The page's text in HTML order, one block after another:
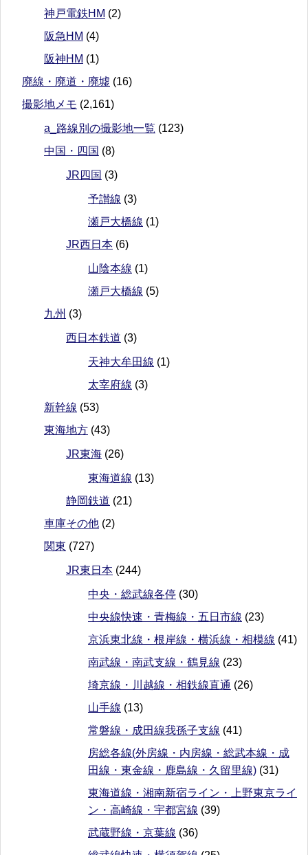
神戸電鉄HM (2)
阪急HM (4)
阪神HM (1)
廃線・廃道・廃墟 (16)
撮影地メモ (2,161)
a_路線別の撮影地一覧 (123)
中国・四国 (8)
JR四国 (3)
予讃線 (3)
瀬戸大橋線 (1)
JR西日本 (6)
山陰本線 (1)
瀬戸大橋線 (5)
九州 (3)
西日本鉄道 (3)
天神大牟田線 (1)
太宰府線 (3)
新幹線 (53)
東海地方 (43)
JR東海 (26)
東海道線 (13)
静岡鉄道 (21)
車庫その他 (2)
関東 (727)
JR東日本 (244)
中央・総武線各停 (30)
中央線快速・青梅線・五日市線 (23)
京浜東北線・根岸線・横浜線・相模線 (41)
南武線・南武支線・鶴見線 (23)
埼京線・川越線・相鉄線直通 (26)
山手線 (13)
常磐線・成田線我孫子支線 (41)
房総各線(外房線・内房線・総武本線・成
田線・東金線・鹿島線・久留里線) (31)
東海道線・湘南新宿ライン・上野東京ライ
ン・高崎線・宇都宮線 (39)
武蔵野線・京葉線 (36)